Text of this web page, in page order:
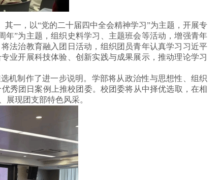
其一，以“党的二十届四中全会精神学习”为主题，开展专
年”为主题，组织史料学习、主题班会等活动，增强青年
法治教育融入团日活动，组织团员青年认真学习习近平
业开展科技体验、创新实践与成果展示，推动理论学习
机制作了进一步说明。学部将从政治性与思想性、组织
秀团日案例上推校团委。校团委将从中择优选取，在相
展现团支部特色风采。